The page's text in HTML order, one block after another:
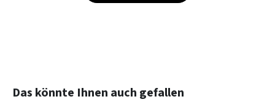
Produktgalerie überspringen
Das könnte Ihnen auch gefallen